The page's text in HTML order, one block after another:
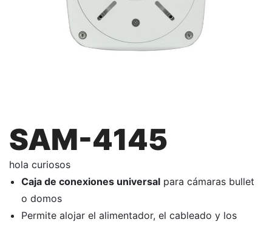
SAM-4145
hola curiosos
Caja de conexiones universal para cámaras bullet
o domos
Permite alojar el alimentador, el cableado y los